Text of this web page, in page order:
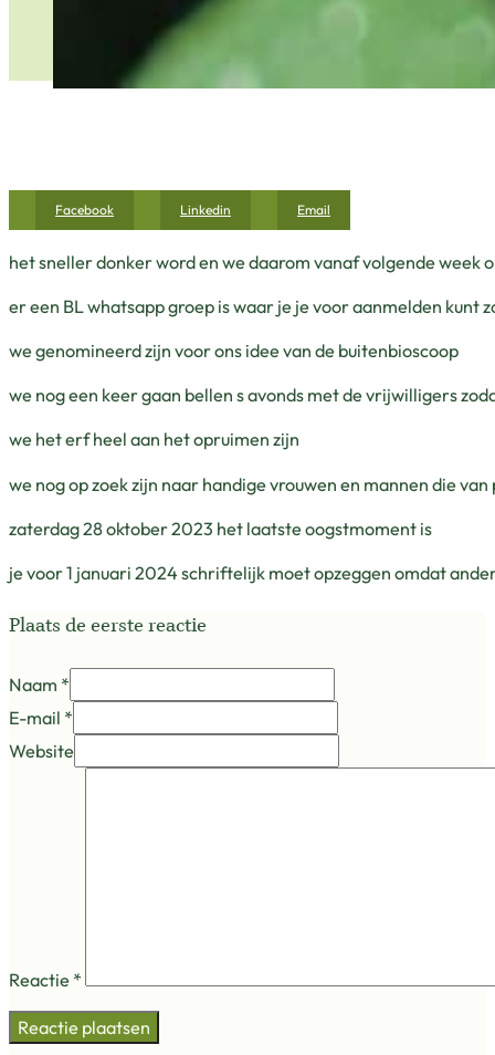
Facebook Linkedin Email
het sneller donker word en we daarom vanaf volgende week
er een BL whatsapp groep is waar je je voor aanmelden kunt
we genomineerd zijn voor ons idee van de buitenbioscoop
we nog een keer gaan bellen s avonds met de vrijwilligers
we het erf heel aan het opruimen zijn
we nog op zoek zijn naar handige vrouwen en mannen die
zaterdag 28 oktober 2023 het laatste oogstmoment is
je voor 1 januari 2024 schriftelijk moet opzeggen omdat
Plaats de eerste reactie
Naam *
E-mail *
Website
Reactie *